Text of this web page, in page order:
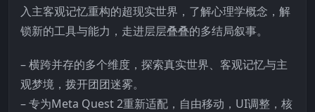
入主客观记忆重构的超现实世界，了解心理学概念，解
锁新的工具与能力，走进层层叠叠的多结局叙事。
– 横跨并存的多个维度，探索真实世界、客观记忆与主
观梦境，拨开团团迷雾。
– 专为Meta Quest 2重新适配，自由移动，UI调整，核